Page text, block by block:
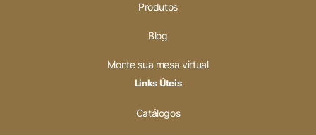
Produtos
Blog
Monte sua mesa virtual
Links Úteis
Catálogos